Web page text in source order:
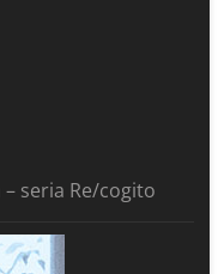
seria Re/cogito